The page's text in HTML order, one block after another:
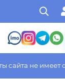
не имеет